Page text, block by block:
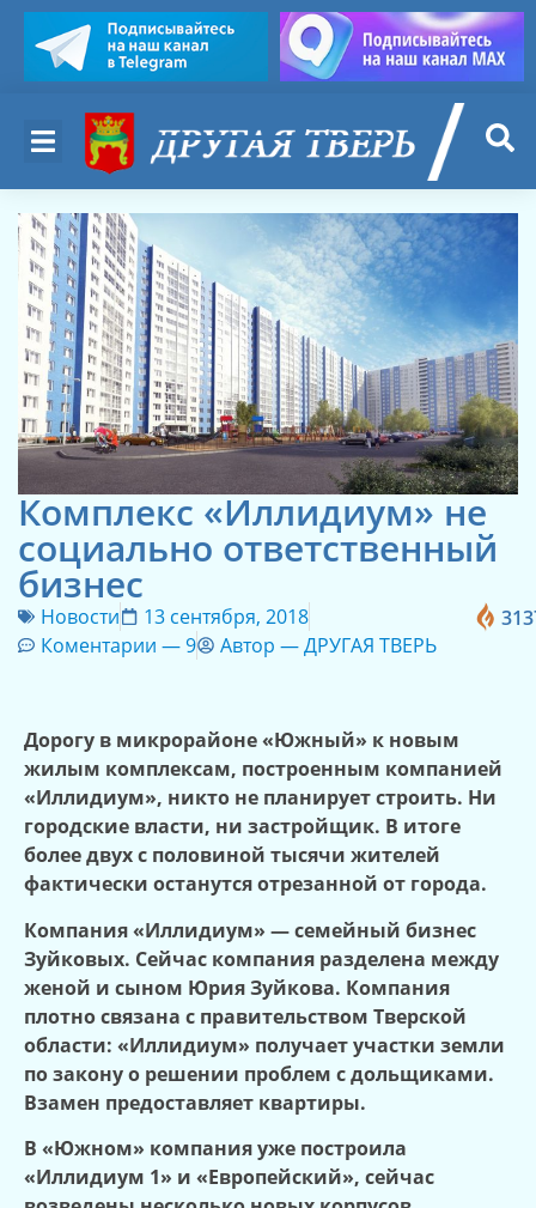
Комплекс «Иллидиум» не
социально ответственный
бизнес
Новости
13 сентября, 2018
Коментарии —9 Автор —ДРУГАЯ ТВЕРЬ
Дорогу в микрорайоне «Южный» к новым
жилым комплексам, построенным компанией
«Иллидиум», никто не планирует строить. Ни
городские власти, ни застройщик. В итоге
более двух с половиной тысячи жителей
фактически останутся отрезанной от города.
Компания «Иллидиум» — семейный бизнес
Зуйковых. Сейчас компания разделена между
женой и сыном Юрия Зуйкова. Компания
плотно связана с правительством Тверской
области: «Иллидиум» получает участки земли
по закону о решении проблем с дольщиками.
Взамен предоставляет квартиры.
В «Южном» компания уже построила
«Иллидиум 1» и «Европейский», сейчас